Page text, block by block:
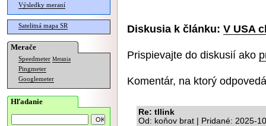
Výsledky meraní
Satelitná mapa SR
Merače
Speedmeter Merania
Pingmeter
Googlemeter
Hľadanie
Diskusia k článku: V USA
Prispievajte do diskusií ako
Komentár, na ktorý
Re: tllink
Od: koňov brat | Pridané: 2025-